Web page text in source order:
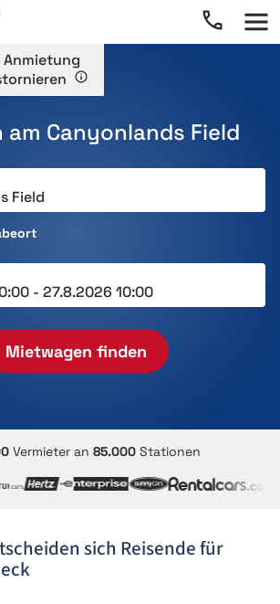
Anmietung
Canyonlands Field
Mietwagen finden
Vermieter an 85.000 Stationen
sich Reisende für